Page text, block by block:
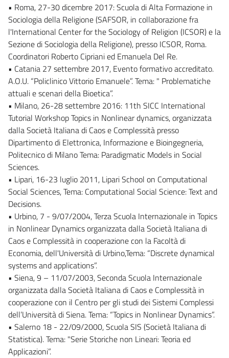
• Roma, 27-30 dicembre 2017: Scuola di Alta Formazione in
Sociologia della Religione (SAFSOR, in collaborazione fra
l'International Center for the Sociology of Religion (ICSOR) e la
Sezione di Sociologia della Religione), presso ICSOR, Roma.
Coordinatori Roberto Cipriani ed Emanuela Del Re.
• Catania 27 settembre 2017, Evento formativo accreditato.
A.O.U. “Policlinico Vittorio Emanuele”. Tema: " Problematiche
attuali e scenari della Bioetica”.
• Milano, 26-28 settembre 2016: 11th SICC International
Tutorial Workshop Topics in Nonlinear dynamics, organizzata
dalla Società Italiana di Caos e Complessità presso
Dipartimento di Elettronica, Informazione e Bioingegneria,
Politecnico di Milano Tema: Paradigmatic Models in Social
Sciences.
• Lipari, 16-23 luglio 2011, Lipari School on Computational
Social Sciences, Tema: Computational Social Science: Text and
Decisions.
• Urbino, 7 - 9/07/2004, Terza Scuola Internazionale in Topics
in Nonlinear Dynamics organizzata dalla Società Italiana di
Caos e Complessità in cooperazione con la Facoltà di
Economia, dell'Università di Urbino,Tema: “Discrete dynamical
systems and applications”.
• Siena, 9 – 11/07/2003, Seconda Scuola Internazionale
organizzata dalla Società Italiana di Caos e Complessità in
cooperazione con il Centro per gli studi dei Sistemi Complessi
dell’Università di Siena. Tema: “Topics in Nonlinear Dynamics”.
• Salerno 18 - 22/09/2000, Scuola SIS (Società Italiana di
Statistica). Tema: "Serie Storiche non Lineari: Teoria ed
Applicazioni”.